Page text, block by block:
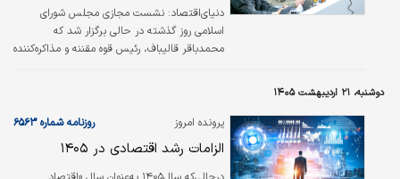
دنیای‌اقتصاد: نشست مجازی مجلس شورای
اسلامی روز گذشته در حالی برگزار شد که
محمدباقر قالیباف، رئیس قوه مقننه و مذاکره‌کننده
نشست که پس از وقفه‌ای طولانی در برگزاری
می‌شد، به وضوح نشان می‌دهد که مجلس
دوازدهم در اجلاسیه سوم خود، به دنبال تثبیت
دوشنبه، ۲۱ اردیبهشت ۱۴۰۵
پرونده امروز روزنامه شماره ۶۵۶۳
الزامات رشد اقتصادی در ۱۴۰۵